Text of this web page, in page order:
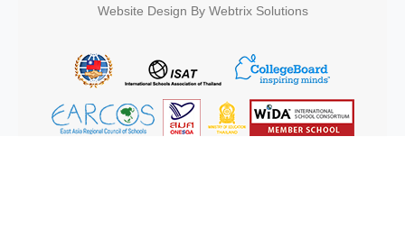
Website Design By Webtrix Solutions